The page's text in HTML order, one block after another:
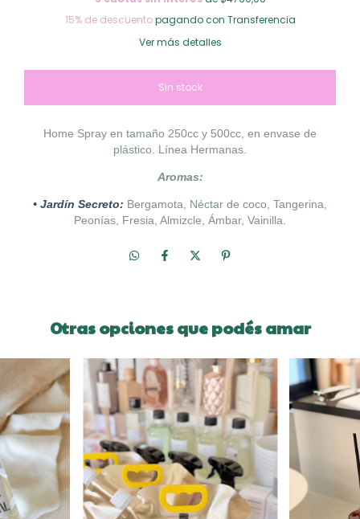
15% de descuentopagando con Transferencia
Ver más detalles
Home Spray en tamaño 250cc y 500cc, en envase de
plástico. Línea Hermanas.
Aromas:
• Jardín Secreto: Bergamota, Néctar de coco, Tangerina,
Peonías, Fresia, Almizcle, Ámbar, Vainilla.
Otras opciones que podés amar